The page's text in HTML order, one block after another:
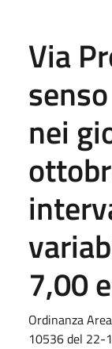
Via
nei
7,00
Ordinanza
10536 del 22-